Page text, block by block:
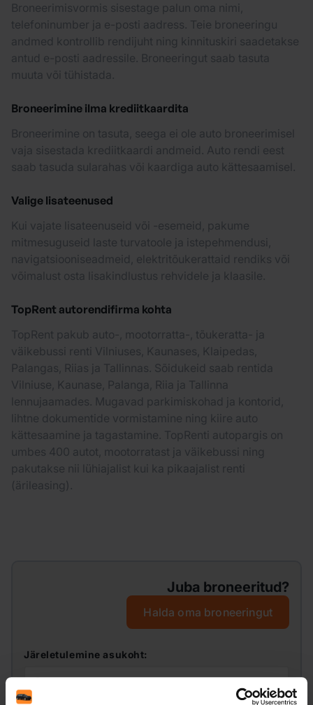
Broneerimisvormis sisestage palun oma nimi,
telefoninumber ja e-posti aadress. Teie broneeringu
andmed kontrollib rendijuht ning kinnituskiri saadetakse
antud e-posti aadressile. Broneeringut saab tasuta
muuta või tühistada.
Broneerimine ilma krediitkaardita
Broneerimine on tasuta, seega ei ole auto broneerimisel
vaja sisestada krediitkaardi andmeid. Auto rendi eest
saab tasuda sularahas või kaardiga auto kättesaamisel.
Valige lisateenused
Kui vajate lisateenuseid või -esemeid, pakume
mitmesuguseid laste turvatoole ja istepehmendusi,
navigatsiooniseadmeid, elektritõukerattaid rendiks või
võimalust osta lisakindlustus rehvidele ja klaasile.
TopRent autorendifirma kohta
TopRent pakub auto-, mootorratta-, tõukeratta- ja
väikebussi renti Vilniuses, Kaunases, Klaipedas,
Palangas, Riias ja Tallinnas. Sõidukeid saab rentida
Vilniuse, Kaunase, Palanga, Riia ja Tallinna
lennujaamades. Mugavad parkimiskohad ja kontorid,
lihtne dokumentide vormistamine ning kiire auto
kättesaamine ja tagastamine. TopRenti autopargis on
umbes 400 autot, mootorratast ja väikebussi ning
pakutakse nii lühiajalist kui ka pikaajalist renti
(ärileasing).
Juba broneeritud?
Halda oma broneeringut
Järeletulemine asukoht: